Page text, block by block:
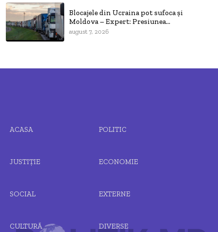
Blocajele din Ucraina pot sufoca și
Moldova – Expert: Presiunea...
august 7, 2026
ACASA POLITIC
JUSTIȚIE ECONOMIE
SOCIAL EXTERNE
CULTURĂ DIVERSE